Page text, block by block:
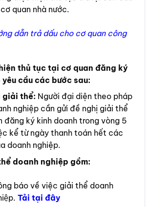
quan nhà nước.
dẫn trả dấu cho cơ quan công
thủ tục tại cơ quan đăng ký
cầu các bước sau:
giải thể: Người đại diện theo pháp
nghiệp cần gửi đề nghị giải thể
đăng ký kinh doanh trong vòng 5
kể từ ngày thanh toán hết các
doanh nghiệp.
doanh nghiệp gồm:
báo về việc giải thể doanh
Tải tại đây